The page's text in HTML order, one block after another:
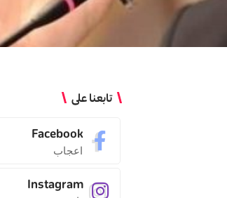
تابعنا على
Facebook
اعجاب
Instagram